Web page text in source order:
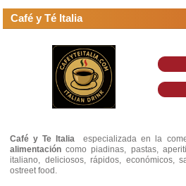
Café y Té Italia
Café y Te Italia especializada en la
alimentación como piadinas, pastas,
italiano, deliciosos, rápidos, económicos,
ostreet food.